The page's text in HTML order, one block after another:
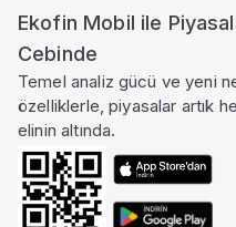
Ekofin Mobil ile
Cebinde
Temel analiz gücü ve yeni
özelliklerle, piyasalar artık
elinin altında.